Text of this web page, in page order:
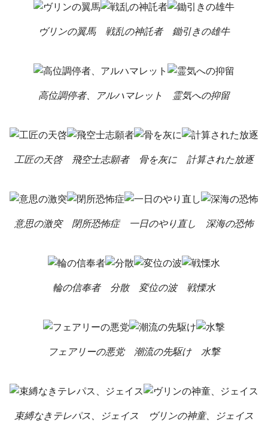
ヴリンの翼馬 戦乱の神託者 鋤引きの雄牛
高位調停者、アルハマレット 霊気への抑留
工匠の天啓 飛空士志願者 骨を灰に 計算された放逐
意思の激突 閉所恐怖症 一日のやり直し 深海の恐怖
輪の信奉者 分散 変位の波 戦慄水
フェアリーの悪党 潮流の先駆け 水撃
束縛なきテレパス、ジェイス ヴリンの神童、ジェイス